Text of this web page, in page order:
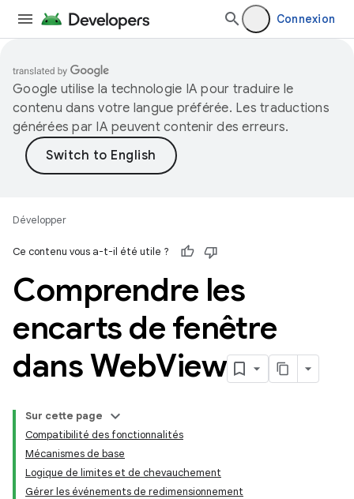
Connexion
Google utilise la technologie IA pour traduire le
contenu dans votre langue préférée. Les traductions
générées par IA peuvent contenir des erreurs.
Développer
Ce contenu vous a-t-il été utile ?
Comprendre les
encarts de fenêtre
dans WebView
Sur cette page
Compatibilité des fonctionnalités
Mécanismes de base
Logique de limites et de chevauchement
Gérer les événements de redimensionnement